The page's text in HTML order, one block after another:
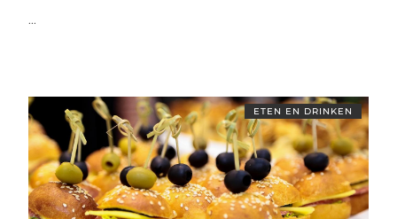
...
ETEN EN DRINKEN